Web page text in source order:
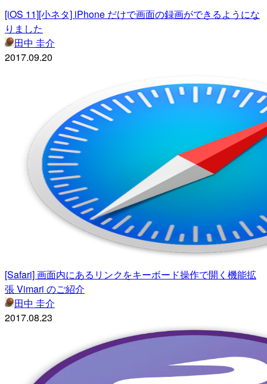
[iOS 11][小ネタ] iPhone だけで画面の録画ができるようにな
りました
田中 圭介
2017.09.20
[Safari] 画面内にあるリンクをキーボード操作で開く機能拡
張 Vimari のご紹介
田中 圭介
2017.08.23